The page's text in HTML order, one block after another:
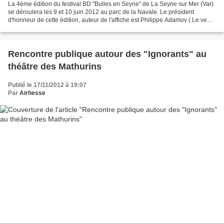
La 4ème édition du festival BD "Bulles en Seyne" de La Seyne sur Mer (Var)
se déroulera les 9 et 10 juin 2012 au parc de la Navale. Le président
d'honneur de cette édition, auteur de l'affiche est Philippe Adamov ( Le vent
Rencontre publique autour des "Ignorants" au
théâtre des Mathurins
Publié le 17/11/2012 à 19:07
Par Airhesse